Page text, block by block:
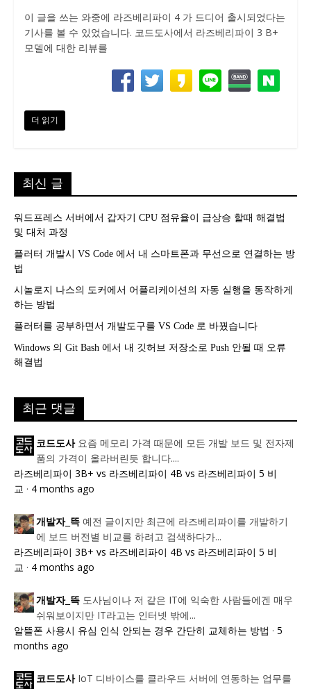
이 글을 쓰는 와중에 라즈베리파이 4 가 드디어 출시되었다는
기사를 볼 수 있었습니다. 코드도사에서 라즈베리파이 3 B+
모델에 대한 리뷰를
더 읽기
최신 글
워드프레스 서버에서 갑자기 CPU 점유율이 급상승 할때 해결법
및 대처 과정
플러터 개발시 VS Code 에서 내 스마트폰과 무선으로 연결하는 방
법
시놀로지 나스의 도커에서 어플리케이션의 자동 실행을 동작하게
하는 방법
플러터를 공부하면서 개발도구를 VS Code 로 바꿨습니다
Windows 의 Git Bash 에서 내 깃허브 저장소로 Push 안될 때 오류
해결법
최근 댓글
코드도사 요즘 메모리 가격 때문에 모든 개발 보드 및 전자제
품의 가격이 올라버린듯 합니다....
라즈베리파이 3B+ vs 라즈베리파이 4B vs 라즈베리파이 5 비
교 · 4 months ago
개발자_뜩 예전 글이지만 최근에 라즈베리파이를 개발하기
에 보드 버전별 비교를 하려고 검색하다가...
라즈베리파이 3B+ vs 라즈베리파이 4B vs 라즈베리파이 5 비
교 · 4 months ago
개발자_뜩 도사님이나 저 같은 IT에 익숙한 사람들에겐 매우
쉬워보이지만 IT라고는 인터넷 밖에...
알뜰폰 사용시 유심 인식 안되는 경우 간단히 교체하는 방법 · 5
months ago
코드도사 IoT 디바이스를 클라우드 서버에 연동하는 업무를